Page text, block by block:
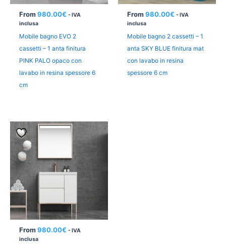
From 980.00€ - IVA
inclusa
Mobile bagno EVO 2
cassetti – 1 anta finitura
PINK PALO opaco con
lavabo in resina spessore 6
cm
From 980.00€ - IVA
inclusa
Mobile bagno 2 cassetti – 1
anta SKY BLUE finitura mat
con lavabo in resina
spessore 6 cm
From 980.00€ - IVA
inclusa